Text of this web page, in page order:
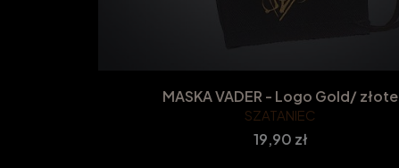
MASKA VADER - Logo Gold/ złote
SZATANIEC
Cena
19,90 zł